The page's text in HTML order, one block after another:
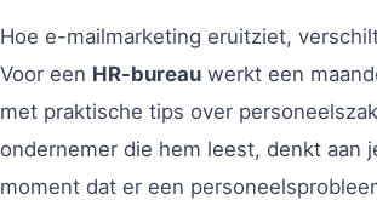
Hoe e-mailmarketing eruitziet,
Voor een HR-bureau werkt een
met praktische tips over
ondernemer die hem leest, denkt aan
moment dat er een